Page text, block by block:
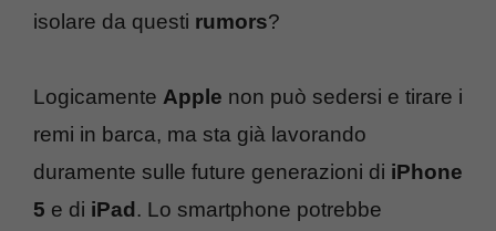
isolare da questi rumors?
Logicamente Apple non può sedersi e tirare i
remi in barca, ma sta già lavorando
duramente sulle future generazioni di iPhone
5 e di iPad. Lo smartphone potrebbe